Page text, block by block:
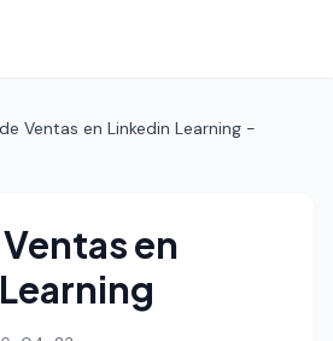
Ventas en Linkedin Learning -
en